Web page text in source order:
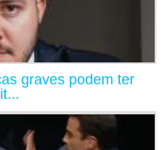
graves podem ter